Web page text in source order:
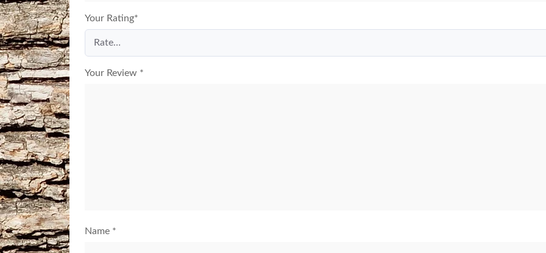
Your Rating*
Your Review *
Name *